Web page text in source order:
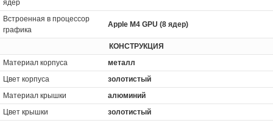
ядер
Встроенная в процессор
графика
Apple M4 GPU (8 ядер)
КОНСТРУКЦИЯ
Материал корпуса
металл
Цвет корпуса
золотистый
Материал крышки
алюминий
Цвет крышки
золотистый